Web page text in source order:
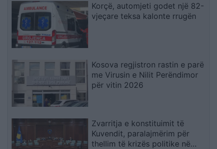
Korçë, automjeti godet një 82-
vjeçare teksa kalonte rrugën
Kosova regjistron rastin e parë
me Virusin e Nilit Perëndimor
për vitin 2026
Zvarritja e konstituimit të
Kuvendit, paralajmërim për
thellim të krizës politike në